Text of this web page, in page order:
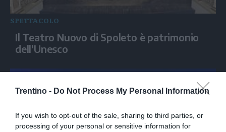
Trentino - Do Not Process My Personal Information
If you wish to opt-out of the sale, sharing to third parties, or
processing of your personal or sensitive information for
SPETTACOLO
Il Teatro Nuovo di Spoleto è patrimonio
dell'Unesco